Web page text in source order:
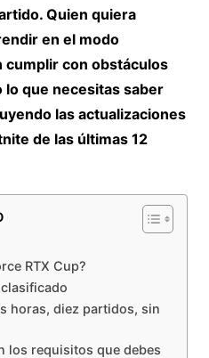
Quien quiera
en el modo
cumplir con obstáculos
que necesitas saber
las actualizaciones
de las últimas 12
RTX Cup?
horas, diez partidos, sin
los requisitos que debes